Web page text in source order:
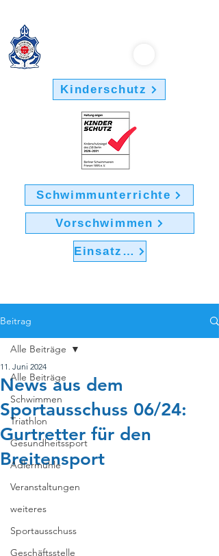
Kinderschutz
Schwimmunterrichte
Vorschwimmen
Einsatz im Verein
Beitrag
Alle Beiträge
Schwimmen
Triathlon
Gesundheitssport
Adlermühle
Veranstaltungen
weiteres
Sportausschuss
Geschäftsstelle
Alle Beiträge
News aus dem
Sportausschuss 06/24:
Gurtretter für den
Breitensport
11. Juni 2024